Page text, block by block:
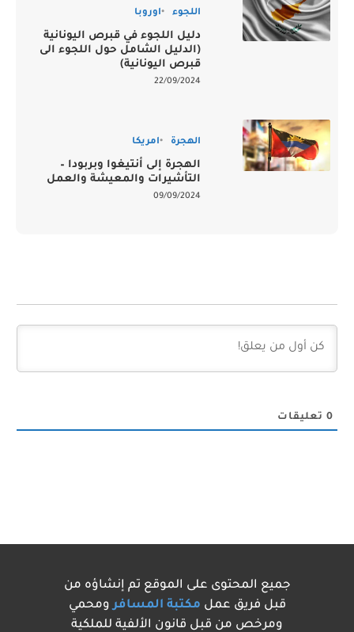
اللجوء اوروبا
دليل اللجوء في قبرص اليونانية
(الدليل الشامل حول اللجوء الى
قبرص اليونانية)
22/09/2024
الهجرة امريكا
الهجرة إلى أنتيغوا وبربودا –
التأشيرات والمعيشة والعمل
09/09/2024
0 تعليقات
جميع المحتوى على الموقع تم إنشاؤه من
قبل فريق عمل مكتبة المسافر ومحمي
ومرخص من قبل قانون الألفية للملكية